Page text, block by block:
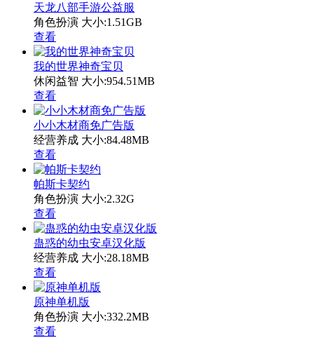
天龙八部手游公益服
角色扮演 大小:1.51GB
查看
我的世界神奇宝贝
休闲益智 大小:954.51MB
查看
小小木材商免广告版
经营养成 大小:84.48MB
查看
帕斯卡契约
角色扮演 大小:2.32G
查看
蛊惑的幼虫安卓汉化版
经营养成 大小:28.18MB
查看
原神单机版
角色扮演 大小:332.2MB
查看